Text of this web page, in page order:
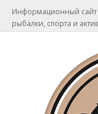
Информационный сайт
рыбалки, спорта и